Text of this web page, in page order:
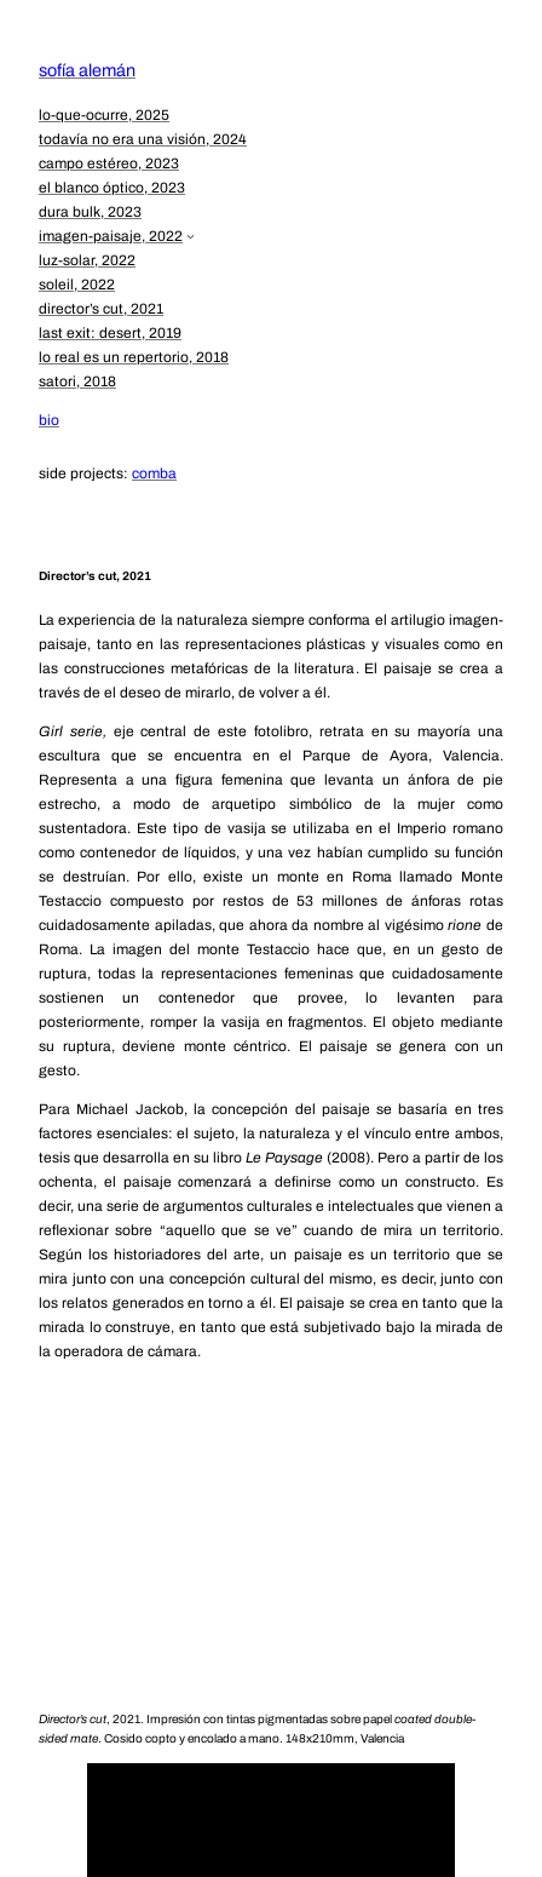
contenido
sofía alemán
lo-que-ocurre, 2025
todavía no era una visión, 2024
campo estéreo, 2023
el blanco óptico, 2023
dura bulk, 2023
imagen-paisaje, 2022
luz-solar, 2022
soleil, 2022
director’s cut, 2021
last exit: desert, 2019
lo real es un repertorio, 2018
satori, 2018
bio
side projects: comba
Director’s cut, 2021
La experiencia de la naturaleza siempre conforma el artilugio imagen-
paisaje, tanto en las representaciones plásticas y visuales como en
las construcciones metafóricas de la literatura. El paisaje se crea a
través de el deseo de mirarlo, de volver a él.
Girl serie, eje central de este fotolibro, retrata en su mayoría una
escultura que se encuentra en el Parque de Ayora, Valencia.
Representa a una figura femenina que levanta un ánfora de pie
estrecho, a modo de arquetipo simbólico de la mujer como
sustentadora. Este tipo de vasija se utilizaba en el Imperio romano
como contenedor de líquidos, y una vez habían cumplido su función
se destruían. Por ello, existe un monte en Roma llamado Monte
Testaccio compuesto por restos de 53 millones de ánforas rotas
cuidadosamente apiladas, que ahora da nombre al vigésimorione de
Roma. La imagen del monte Testaccio hace que, en un gesto de
ruptura, todas la representaciones femeninas que cuidadosamente
sostienen un contenedor que provee, lo levanten para
posteriormente, romper la vasija en fragmentos. El objeto mediante
su ruptura, deviene monte céntrico. El paisaje se genera con un
gesto.
Para Michael Jackob, la concepción del paisaje se basaría en tres
factores esenciales: el sujeto, la naturaleza y el vínculo entre ambos,
tesis que desarrolla en su libro Le Paysage (2008). Pero a partir de los
ochenta, el paisaje comenzará a definirse como un constructo. Es
decir, una serie de argumentos culturales e intelectuales que vienen a
reflexionar sobre “aquello que se ve” cuando de mira un territorio.
Según los historiadores del arte, un paisaje es un territorio que se
mira junto con una concepción cultural del mismo, es decir, junto con
los relatos generados en torno a él. El paisaje se crea en tanto que la
mirada lo construye, en tanto que está subjetivado bajo la mirada de
la operadora de cámara.
Director’s cut, 2021. Impresión con tintas pigmentadas sobre papel coated double-
sided mate. Cosido copto y encolado a mano. 148x210mm, Valencia